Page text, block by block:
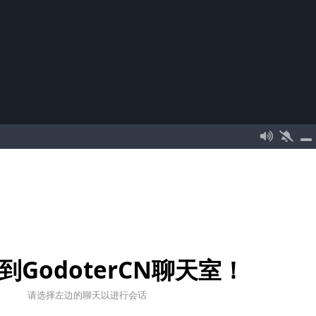
GodoterCN聊天室！
请选择左边的聊天以进行会话